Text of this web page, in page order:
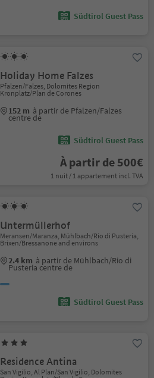
Südtirol Guest Pass
Holiday Home Falzes
Pfalzen/Falzes, Dolomites Region
Kronplatz/Plan de Corones
152 m à partir de Pfalzen/Falzes
centre de
Südtirol Guest Pass
À partir de 500€
1 nuit / 1 appartement incl. TVA
Untermüllerhof
Meransen/Maranza, Mühlbach/Rio di Pusteria,
Brixen/Bressanone and environs
2.4 km à partir de Mühlbach/Rio di
Pusteria centre de
Südtirol Guest Pass
Residence Antina
San Vigilio, Al Plan/San Vigilio, Dolomites